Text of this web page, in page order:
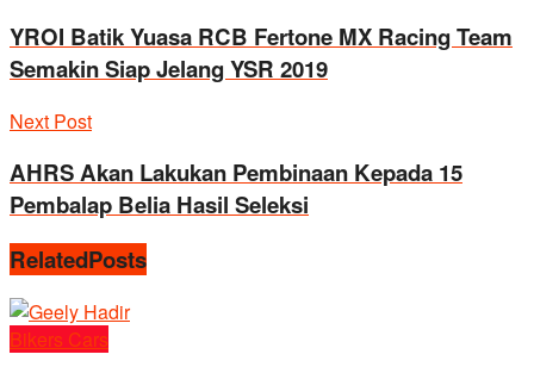
YROI Batik Yuasa RCB Fertone MX Racing Team
Semakin Siap Jelang YSR 2019
Next Post
AHRS Akan Lakukan Pembinaan Kepada 15
Pembalap Belia Hasil Seleksi
RelatedPosts
Bikers Cars